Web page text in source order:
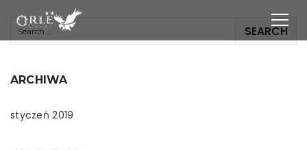
ARCHIWA
styczeń 2019